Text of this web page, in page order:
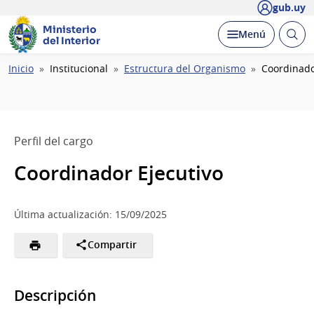
gub.uy
Ministerio
del Interior
Desplegar
Menú Abrir
Ruta
Inicio Institucional Estructura del Organismo
Perfil del cargo
Coordinador Ejecutivo
Última actualización: 15/09/2025
Compartir
Descripción